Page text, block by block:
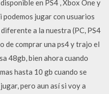
en PS4 , Xbox One y
podemos jugar con usuarios
a la nuestra (PC, PS4
de comprar una ps4 y trajo el
48gb, bien ahora cuando
hasta 10 gb cuando se
pero aun así si voy a